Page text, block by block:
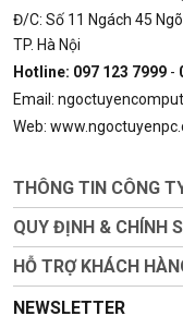
Đ/C: Số 11 Ngách 45
TP. Hà Nội
Hotline: 097 123 7999 -
Email:
Web:
THÔNG TIN CÔNG
QUY ĐỊNH & CHÍNH
HỖ TRỢ KHÁCH
NEWSLETTER